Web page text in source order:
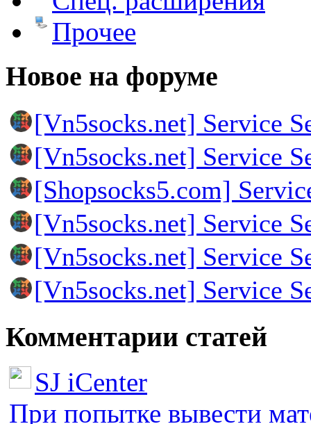
Прочее
Новое на форуме
[Vn5socks.net] Service
[Vn5socks.net] Service
[Shopsocks5.com]
[Vn5socks.net] Service
[Vn5socks.net] Service
[Vn5socks.net] Service
Комментарии статей
SJ iCenter
При попытке вывести